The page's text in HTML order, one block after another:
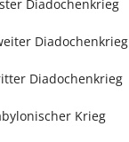
Diadochenkrieg
Diadochenkrieg
Diadochenkrieg
Krieg